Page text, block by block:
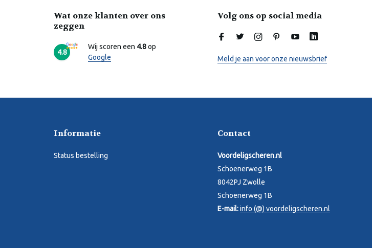
Wat onze klanten over ons
zeggen
4.8
Wij scoren een 4.8op
Google
Volg ons op social media
Meld je aan voor onze nieuwsbrief
Informatie
Status bestelling
Contact
Voordeligscheren.nl
Schoenerweg 1B
8042PJ Zwolle
Schoenerweg 1B
E-mail:info (@) voordeligscheren.nl
Online